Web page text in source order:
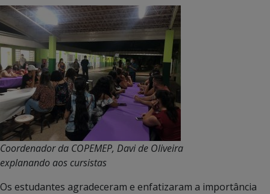
Coordenador da COPEMEP, Davi de Oliveira
explanando aos cursistas
Os estudantes agradeceram e enfatizaram a importância